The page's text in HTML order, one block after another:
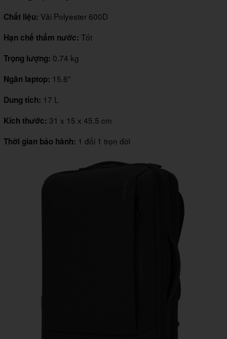
Chất liệu: Vải Polyester 600D
Hạn chế thấm nước: Tốt
Trọng lượng: 0.74 kg
Ngăn laptop: 15.6"
Dung tích: 17 L
Kích thước: 31 x 15 x 45.5 cm
Thời gian bảo hành: 1 đổi 1 trọn đời